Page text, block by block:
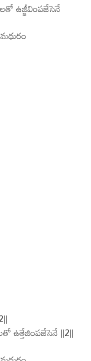
ఉజ్జీవింపజేసెనే
ఉత్తేజింపజేసెనే ||2||